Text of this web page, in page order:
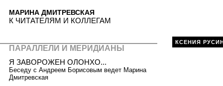
КСЕНИЯ
МАРИНА ДМИТРЕВСКАЯ
К ЧИТАТЕЛЯМ И КОЛЛЕГАМ
ПАРАЛЛЕЛИ И МЕРИДИАНЫ
Я ЗАВОРОЖЕН ОЛОНХО...
Беседу с Андреем Борисовым ведет Марина
Дмитревская